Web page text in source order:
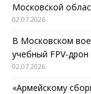
Московской
02.07.2026
В Московском
учебный FPV-
02.07.2026
«Армейскому